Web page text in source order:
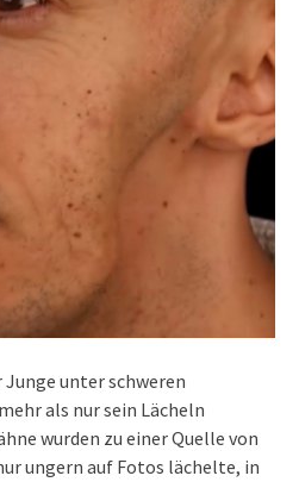
unter schweren
als nur sein Lächeln
wurden zu einer Quelle von
ungern auf Fotos lächelte, in